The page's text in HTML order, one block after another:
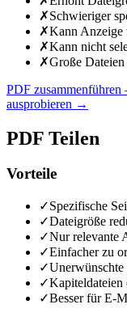
✗Schwieriger
✗Kann Anzeige
✗Kann nicht
✗Große
PDF
ausprobieren →
PDF Teilen
Vorteile
✓Spezifische
✓Dateigröße
✓Nur relevante
✓Einfacher zu
✓Unerwünschte
✓Kapiteldateien
✓Besser für E-